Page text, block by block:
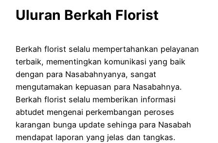
Uluran Berkah Florist
Berkah florist selalu mempertahankan pelayanan
terbaik, mementingkan komunikasi yang baik
dengan para Nasabahnyanya, sangat
mengutamakan kepuasan para Nasabahnya.
Berkah florist selalu memberikan informasi
abtudet mengenai perkembangan peroses
karangan bunga update sehinga para Nasabah
mendapat laporan yang jelas dan tangkas.